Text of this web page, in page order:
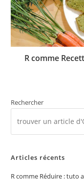
R comme
Rechercher
Articles récents
R comme Réduire : tuto